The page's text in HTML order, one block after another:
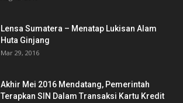
Lensa Sumatera – Menatap Lukisan Alam
Huta Ginjang
Mar 29, 2016
Akhir Mei 2016 Mendatang, Pemerintah
Terapkan SIN Dalam Transaksi Kartu Kredit